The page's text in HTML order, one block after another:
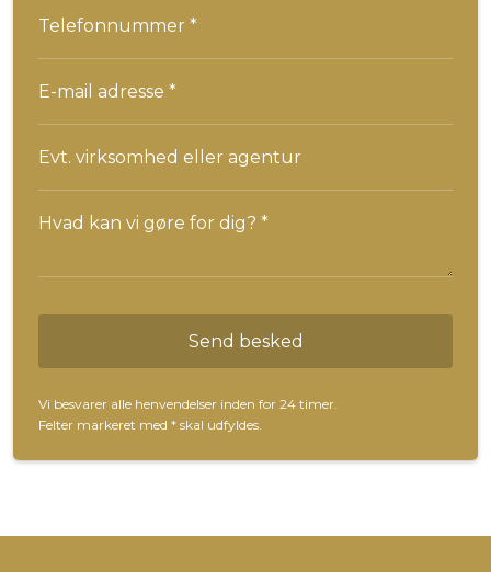
Vi besvarer alle henvendelser inden for 24 timer.
Felter markeret med *skal udfyldes.​